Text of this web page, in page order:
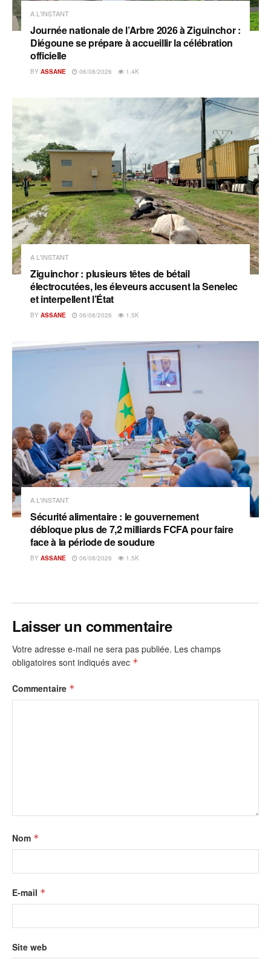
A L'INSTANT
Journée nationale de l’Arbre 2026 à Ziguinchor :
Diégoune se prépare à accueillir la célébration
officielle
BY ASSANE 06/08/2026 1.4K
A L'INSTANT
Ziguinchor : plusieurs têtes de bétail
électrocutées, les éleveurs accusent la Senelec
et interpellent l’État
BY ASSANE 06/08/2026 1.5K
A L'INSTANT
Sécurité alimentaire : le gouvernement
débloque plus de 7,2 milliards FCFA pour faire
face à la période de soudure
BY ASSANE 06/08/2026 1.5K
Laisser un commentaire
Votre adresse e-mail ne sera pas publiée. Les champs
obligatoires sont indiqués avec *
Commentaire *
Nom *
E-mail *
Site web